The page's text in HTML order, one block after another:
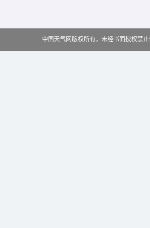
中国天气网版权所有，未经书面授权